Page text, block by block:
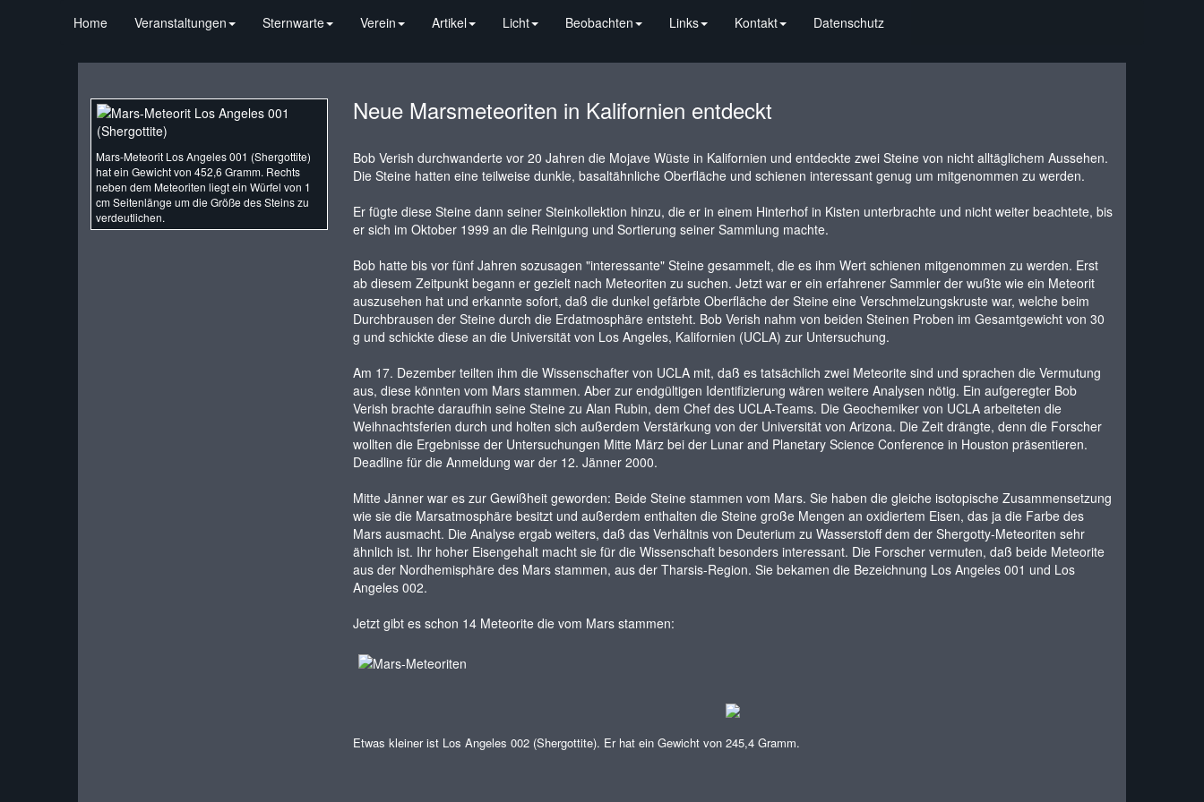
Home Veranstaltungen Sternwarte Verein Artikel Licht Beobachten Links Kontakt Datenschutz
Mars-Meteorit Los Angeles 001 (Shergottite)
hat ein Gewicht von 452,6 Gramm. Rechts
neben dem Meteoriten liegt ein Würfel von 1
cm Seitenlänge um die Größe des Steins zu
verdeutlichen.
Neue Marsmeteoriten in Kalifornien entdeckt
Bob Verish durchwanderte vor 20 Jahren die Mojave Wüste in Kalifornien und entdeckte zwei Steine von nicht alltäglichem Aussehen.
Die Steine hatten eine teilweise dunkle, basaltähnliche Oberfläche und schienen interessant genug um mitgenommen zu werden.
Er fügte diese Steine dann seiner Steinkollektion hinzu, die er in einem Hinterhof in Kisten unterbrachte und nicht weiter beachtete, bis
er sich im Oktober 1999 an die Reinigung und Sortierung seiner Sammlung machte.
Bob hatte bis vor fünf Jahren sozusagen "interessante" Steine gesammelt, die es ihm Wert schienen mitgenommen zu werden. Erst
ab diesem Zeitpunkt begann er gezielt nach Meteoriten zu suchen. Jetzt war er ein erfahrener Sammler der wußte wie ein Meteorit
auszusehen hat und erkannte sofort, daß die dunkel gefärbte Oberfläche der Steine eine Verschmelzungskruste war, welche beim
Durchbrausen der Steine durch die Erdatmosphäre entsteht. Bob Verish nahm von beiden Steinen Proben im Gesamtgewicht von 30
g und schickte diese an die Universität von Los Angeles, Kalifornien (UCLA) zur Untersuchung.
Am 17. Dezember teilten ihm die Wissenschafter von UCLA mit, daß es tatsächlich zwei Meteorite sind und sprachen die Vermutung
aus, diese könnten vom Mars stammen. Aber zur endgültigen Identifizierung wären weitere Analysen nötig. Ein aufgeregter Bob
Verish brachte daraufhin seine Steine zu Alan Rubin, dem Chef des UCLA-Teams. Die Geochemiker von UCLA arbeiteten die
Weihnachtsferien durch und holten sich außerdem Verstärkung von der Universität von Arizona. Die Zeit drängte, denn die Forscher
wollten die Ergebnisse der Untersuchungen Mitte März bei der Lunar and Planetary Science Conference in Houston präsentieren.
Deadline für die Anmeldung war der 12. Jänner 2000.
Mitte Jänner war es zur Gewißheit geworden: Beide Steine stammen vom Mars. Sie haben die gleiche isotopische Zusammensetzung
wie sie die Marsatmosphäre besitzt und außerdem enthalten die Steine große Mengen an oxidiertem Eisen, das ja die Farbe des
Mars ausmacht. Die Analyse ergab weiters, daß das Verhältnis von Deuterium zu Wasserstoff dem der Shergotty-Meteoriten sehr
ähnlich ist. Ihr hoher Eisengehalt macht sie für die Wissenschaft besonders interessant. Die Forscher vermuten, daß beide Meteorite
aus der Nordhemisphäre des Mars stammen, aus der Tharsis-Region. Sie bekamen die Bezeichnung Los Angeles 001 und Los
Angeles 002.
Jetzt gibt es schon 14 Meteorite die vom Mars stammen:
Etwas kleiner ist Los Angeles 002 (Shergottite). Er hat ein Gewicht von 245,4 Gramm.